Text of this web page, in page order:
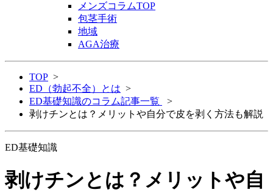
メンズコラムTOP
包茎手術
地域
AGA治療
TOP >
ED（勃起不全）とは >
ED基礎知識のコラム記事一覧
>
剥けチンとは？メリットや自分で皮を剥く方法も解説
ED基礎知識
剥けチンとは？メリットや自